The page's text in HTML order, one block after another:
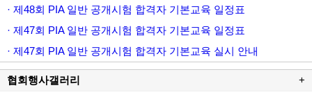
· 제48회 PIA 일반 공개시험 합격자 기본교육 일정표
· 제47회 PIA 일반 공개시험 합격자 기본교육 일정표
· 제47회 PIA 일반 공개시험 합격자 기본교육 실시 안내
협회행사갤러리 +